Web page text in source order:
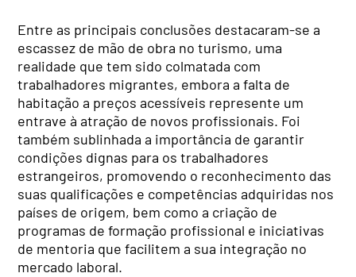
Entre as principais conclusões destacaram-se a
escassez de mão de obra no turismo, uma
realidade que tem sido colmatada com
trabalhadores migrantes, embora a falta de
habitação a preços acessíveis represente um
entrave à atração de novos profissionais. Foi
também sublinhada a importância de garantir
condições dignas para os trabalhadores
estrangeiros, promovendo o reconhecimento das
suas qualificações e competências adquiridas nos
países de origem, bem como a criação de
programas de formação profissional e iniciativas
de mentoria que facilitem a sua integração no
mercado laboral.